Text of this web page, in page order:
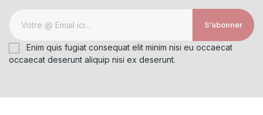
S’abonner
Enim quis fugiat consequat elit minim nisi eu occaecat
occaecat deserunt aliquip nisi ex deserunt.